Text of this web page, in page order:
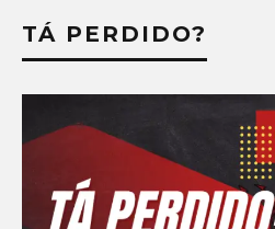
TÁ PERDIDO?